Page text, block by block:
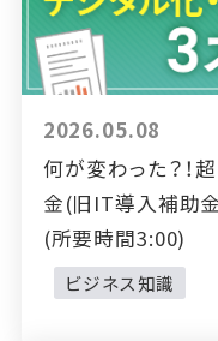
2026.05.08
何が変わった？！
金(旧IT導入補助
(所要時間3:00)
ビジネス知識